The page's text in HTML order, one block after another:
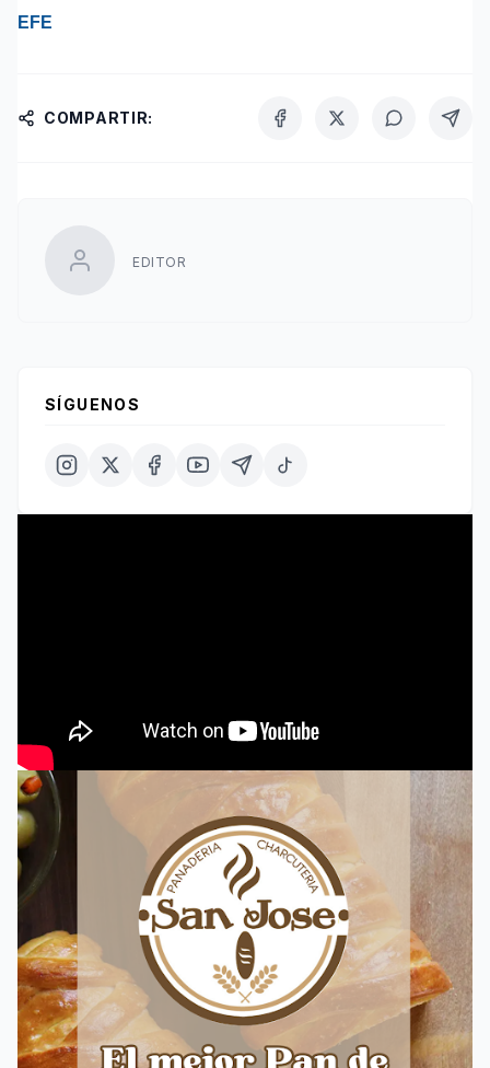
EFE
COMPARTIR:
EDITOR
SÍGUENOS